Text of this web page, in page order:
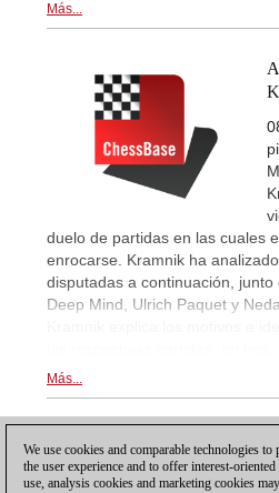
Más...
duelo de partidas en las cuales
enrocarse. Kramnik ha
disputadas a continuación,
Deep Mind, Ulrich Paquet y
Más...
We use cookies and comparable technologies
the user experience and to offer interest-
use, analysis cookies and marketing cookies